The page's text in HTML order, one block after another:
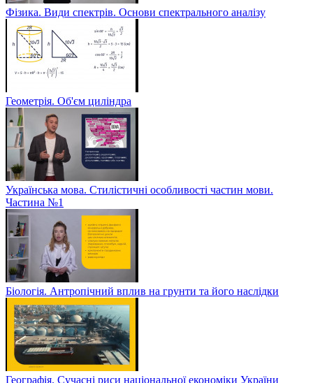
Фізика. Види спектрів. Основи спектрального аналізу
Геометрія. Об'єм циліндра
Українська мова. Стилістичні особливості частин мови.
Частина №1
Біологія. Антропічний вплив на грунти та його наслідки
Географія. Сучасні риси національної економіки України